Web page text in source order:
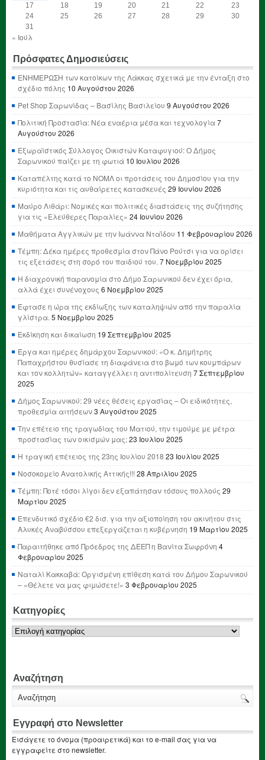
17
18 19 20 21 22
23
24
25 26 27 28 29
30
31
« Ιούλ
Πρόσφατες Δημοσιεύσεις
ΕΝΗΜΕΡΩΣΗ των κατοίκων της Λάκκας σχετικά με την ένταξη στο
σχέδιο πόλης 10 Αυγούστου 2026
Pet Shop Σαρωνίδας – Βασίλης Βασιλείου 9 Αυγούστου 2026
Πολιτική Προστασία: Νέα εναέρια μέσα και τεχνολογία7
Αυγούστου 2026
Εξωραϊστικός Σύλλογος Οικιστών Καταφυγιού: Ο Δήμος
Σαρωνικού παίζει με τη φωτιά 10 Ιουλίου 2026
Καταπέλτης κατά το ΝΟΜΛ οι προτάσεις του Δημοσίου για την
κυριότητα και τις αυθαίρετες κατασκευές 29 Ιουνίου 2026
Μαύρο Λιθάρι: Νομικές και πολιτικές διαστάσεις της συζήτησης
για τις «Ελεύθερες Παραλίες» 24 Ιουνίου 2026
Μαθήματα Αγγλικών με την Ιωάννα Νταΐδου 11 Φεβρουαρίου 2026
Τέμπη: Δέκα ημέρες προθεσμία στον Πάνο Ρούτσι για να ορίσει
τις εξετάσεις στη σορό του παιδιού του.7 Νοεμβρίου 2025
Η διαχρονική παρανομία στο Δήμο Σαρωνικού δεν έχει όρια,
αλλά έχει συνένοχους 6 Νοεμβρίου 2025
Έφτασε η ώρα της εκδίωξης των καταληψιών από την παραλία
γλίστρα.5 Νοεμβρίου 2025
Εκδίκηση και δικαίωση 19 Σεπτεμβρίου 2025
Έργα και ημέρες δημάρχου Σαρωνικού: «Ο κ. Δημήτρης
Παπαχρήστου θυσίασε τη διαφάνεια στο βωμό των κουμπάρων
και τον κολλητών» καταγγέλλει η αντιπολίτευση 7 Σεπτεμβρίου
2025
Δήμος Σαρωνικού: 29 νέες θέσεις εργασίας – Οι ειδικότητες,
προθεσμία αιτήσεων3 Αυγούστου 2025
Την επέτειο της τραγωδίας του Ματιού, την τιμούμε με μέτρα
προστασίας των οικισμών μας;23 Ιουλίου 2025
Η τραγική επέτειος της 23ης Ιουλίου 2018 23 Ιουλίου 2025
Νοσοκομείο Ανατολικής Αττικής!!! 28 Απριλίου 2025
Τέμπη: Ποτέ τόσοι λίγοι δεν εξαπάτησαν τόσους πολλούς 29
Μαρτίου 2025
Επενδυτικό σχέδιο €2 δισ. για την αξιοποίηση του ακινήτου στις
Αλυκές Αναβύσσου επεξεργάζεται η κυβέρνηση 19 Μαρτίου 2025
Παραιτήθηκε από Πρόεδρος της ΔΕΕΠ η Βανίτα Σωφρόνη 4
Φεβρουαρίου 2025
Ναταλί Κακκαβά: Οργισμένη επίθεση κατά του Δήμου Σαρωνικού
– «Θέλετε να μας φιμώσετε!» 3 Φεβρουαρίου 2025
Κατηγορίες
Κατηγορίες
Αναζήτηση
Εγγραφή στο Newsletter
Εισάγετε το όνομα (προαιρετικά) και το e-mail σας για να
εγγραφείτε στο newsletter.